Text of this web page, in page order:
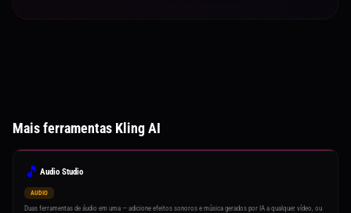
Mais ferramentas Kling AI
🎵 Audio Studio
AUDIO
Duas ferramentas de áudio em uma — adicione efeitos sonoros e música gerados por IA a qualquer vídeo, ou